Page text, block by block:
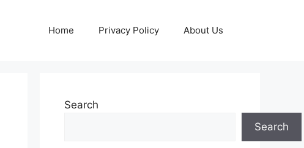
Home Privacy Policy About Us
Search
Search